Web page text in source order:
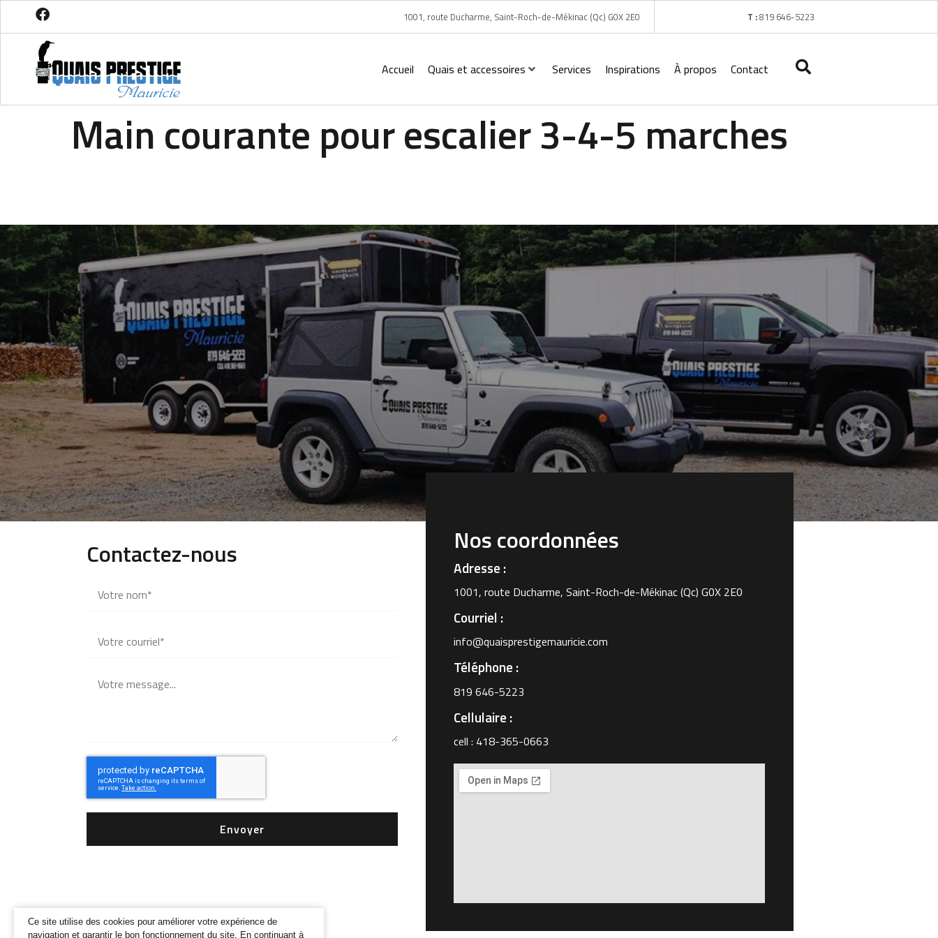
1001, route Ducharme, Saint-Roch-de-Mékinac (Qc) G0X 2E0 T :819 646-5223
Accueil Quais et accessoires Services Inspirations À propos Contact
Main courante pour escalier 3-4-5 marches
Contactez-nous
Envoyer
Nos coordonnées
Adresse :
1001, route Ducharme, Saint-Roch-de-Mékinac (Qc) G0X 2E0
Courriel :
info@quaisprestigemauricie.com
Téléphone :
819 646-5223
Cellulaire :
cell : 418-365-0663
Ce site utilise des cookies pour améliorer votre expérience de
navigation et garantir le bon fonctionnement du site. En continuant à